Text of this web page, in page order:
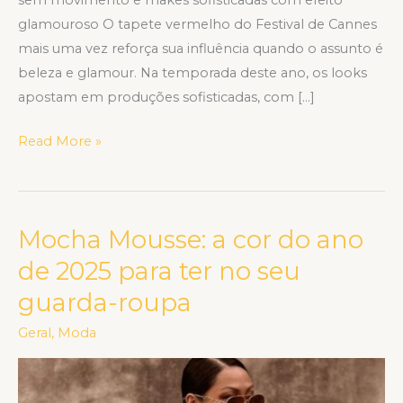
glamouroso O tapete vermelho do Festival de Cannes
mais uma vez reforça sua influência quando o assunto é
beleza e glamour. Na temporada deste ano, os looks
apostam em produções sofisticadas, com […]
Read More »
Mocha Mousse: a cor do ano
de 2025 para ter no seu
guarda-roupa
Geral, Moda
Mocha
Mousse:
a
cor
do
ano